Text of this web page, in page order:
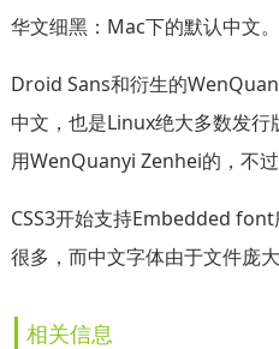
华文细黑：Mac下的默认中文。
Droid Sans和衍生的
中文，也是Linux绝大多数发
用WenQuanyi Zenhei的，不过
CSS3开始支持Embedded
很多，而中文字体由于文件庞
相关信息